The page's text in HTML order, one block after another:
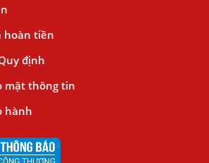
hoàn tiền
định
mật thông tin
hành